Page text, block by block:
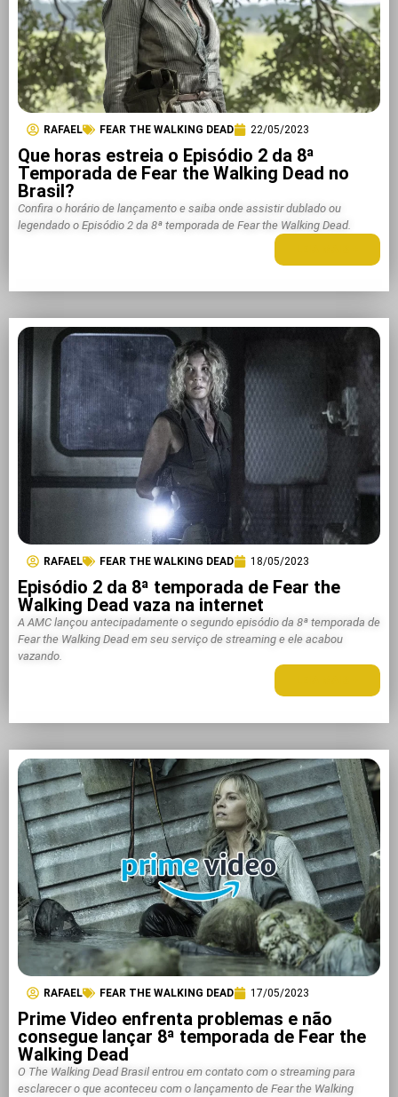
RAFAEL FEAR THE WALKING DEAD 22/05/2023
Que horas estreia o Episódio 2 da 8ª
Temporada de Fear the Walking Dead no
Brasil?
Confira o horário de lançamento e saiba onde assistir dublado ou
legendado o Episódio 2 da 8ª temporada de Fear the Walking Dead.
RAFAEL FEAR THE WALKING DEAD 18/05/2023
Episódio 2 da 8ª temporada de Fear the
Walking Dead vaza na internet
A AMC lançou antecipadamente o segundo episódio da 8ª temporada de
Fear the Walking Dead em seu serviço de streaming e ele acabou
vazando.
RAFAEL FEAR THE WALKING DEAD 17/05/2023
Prime Video enfrenta problemas e não
consegue lançar 8ª temporada de Fear the
Walking Dead
O The Walking Dead Brasil entrou em contato com o streaming para
esclarecer o que aconteceu com o lançamento de Fear the Walking